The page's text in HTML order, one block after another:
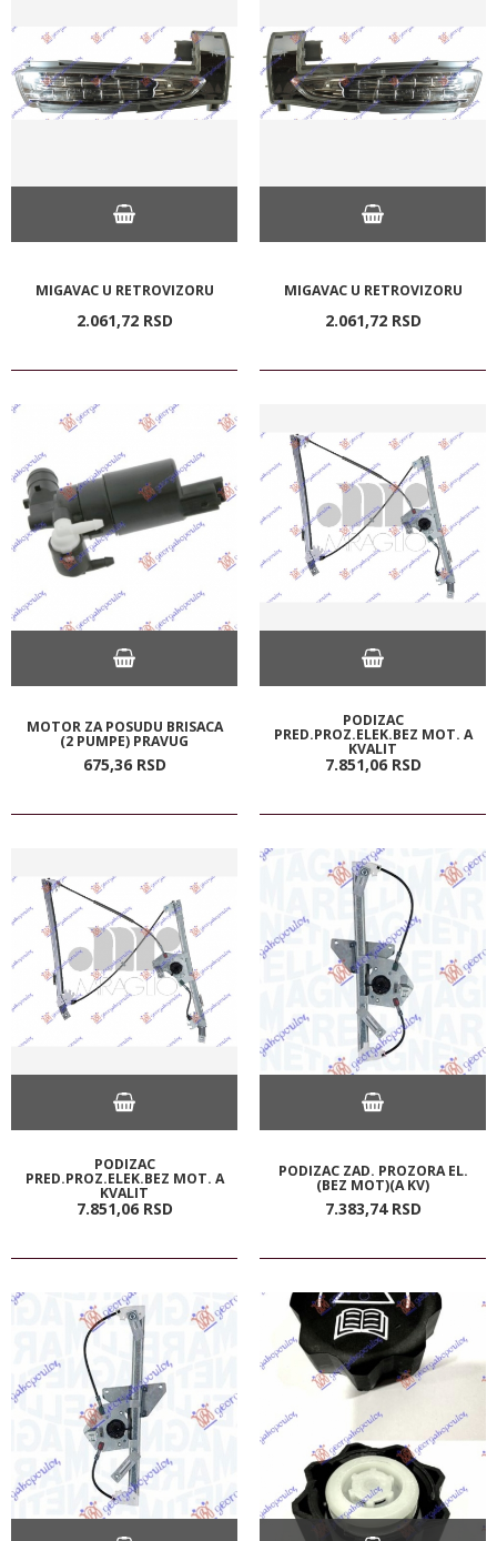
MIGAVAC U RETROVIZORU
2.061,72 RSD
MIGAVAC U RETROVIZORU
2.061,72 RSD
MOTOR ZA POSUDU BRISACA
(2 PUMPE) PRAVUG
675,36 RSD
PODIZAC
PRED.PROZ.ELEK.BEZ MOT. A
KVALIT
7.851,06 RSD
PODIZAC
PRED.PROZ.ELEK.BEZ MOT. A
KVALIT
7.851,06 RSD
PODIZAC ZAD. PROZORA EL.
(BEZ MOT)(A KV)
7.383,74 RSD